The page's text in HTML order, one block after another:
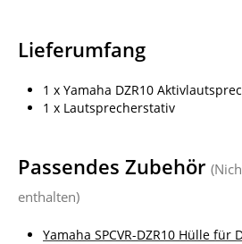
Lieferumfang
1 x Yamaha DZR10
1 x Lautsprecherstativ
Passendes Zubehör
enthalten)
Yamaha SPCVR-DZR10 Hülle für